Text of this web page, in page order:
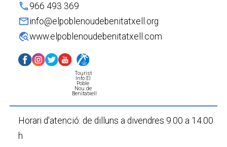
phone966 493 369
mailinfo@elpoblenoudebenitatxell.org
travel_explorewww.elpoblenoudebenitatxell.com
Tourist
Info El
Poble
Nou de
Benitatxell
Horari d'atenció: de dilluns a divendres 9.00 a 14.00
h